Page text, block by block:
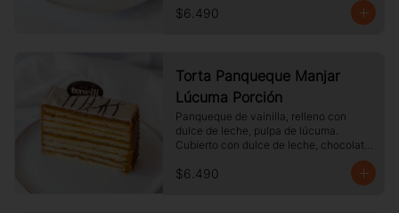
almendras laminadas tostadas.
$6.490
Torta Panqueque Manjar
Lúcuma Porción
Panqueque de vainilla, relleno con
dulce de leche, pulpa de lúcuma.
Cubierto con dulce de leche, chocolate
$6.490